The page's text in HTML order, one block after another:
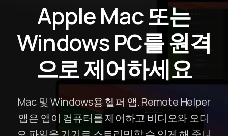
Apple Mac 또는
Windows PC를 원격
으로 제어하세요
Mac 및 Windows용 헬퍼 앱. Remote Helper
앱은 앱이 컴퓨터를 제어하고 비디오와 오디